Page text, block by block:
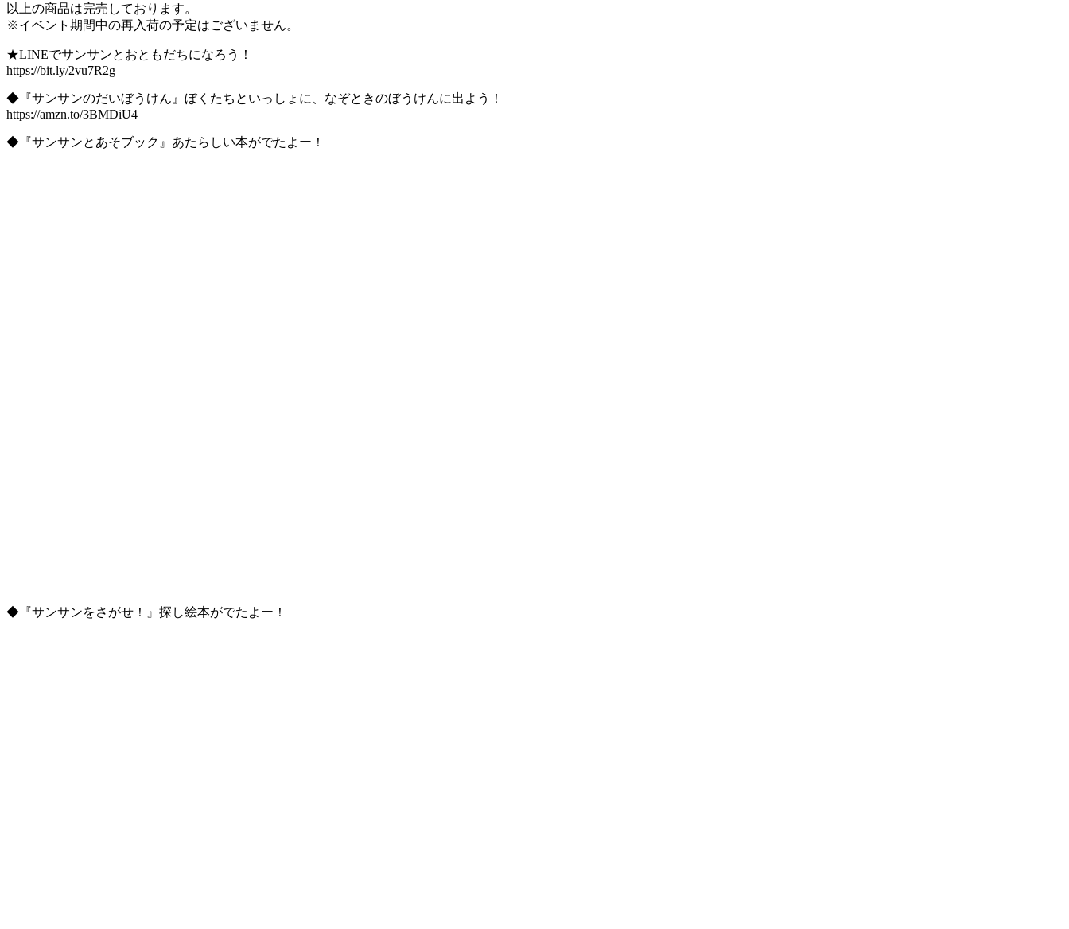
以上の商品は完売しております。
※イベント期間中の再入荷の予定はございません。
★LINEでサンサンとおともだちになろう！
https://bit.ly/2vu7R2g
◆『サンサンのだいぼうけん』ぼくたちといっしょに、なぞときのぼうけんに出よう！
https://amzn.to/3BMDiU4
◆『サンサンとあそブック』あたらしい本がでたよー！
◆『サンサンをさがせ！』探し絵本がでたよー！